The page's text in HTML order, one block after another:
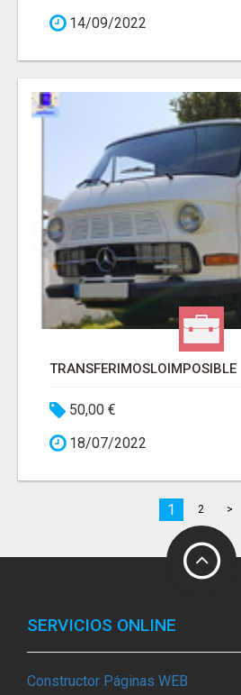
14/09/2022
TRANSFERIMOSLOIMPOSIBLE
50,00 €
18/07/2022
1 2 >
SERVICIOS ONLINE
Constructor Páginas WEB